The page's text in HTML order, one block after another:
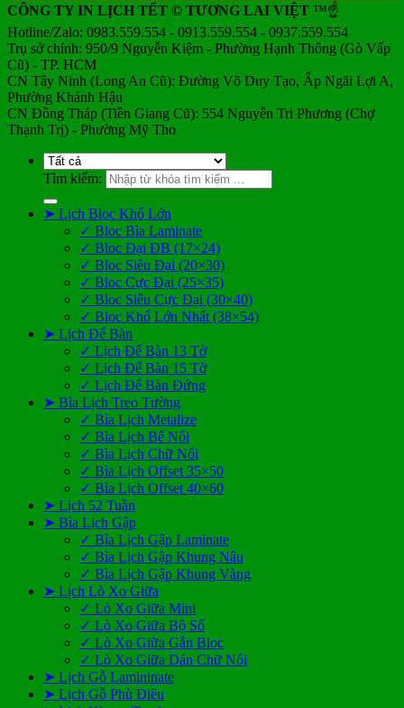
CÔNG TY IN LỊCH TẾT © TƯƠNG LAI VIỆT ™☝️
Hotline/Zalo: 0983.559.554 - 0913.559.554 - 0937.559.554
Trụ sở chính: 950/9 Nguyễn Kiệm - Phường Hạnh Thông (Gò Vấp
Cũ) - TP. HCM
CN Tây Ninh (Long An Cũ): Đường Võ Duy Tạo, Ấp Ngãi Lợi A,
Phường Khánh Hậu
CN Đồng Tháp (Tiền Giang Cũ): 554 Nguyễn Tri Phương (Chợ
Thạnh Trị) - Phường Mỹ Tho
Tìm kiếm:
➤ Lịch Bloc Khổ Lớn
✓ Bloc Bìa Laminate
✓ Bloc Đại ĐB (17×24)
✓ Bloc Siêu Đại (20×30)
✓ Bloc Cực Đại (25×35)
✓ Bloc Siêu Cực Đại (30×40)
✓ Bloc Khổ Lớn Nhất (38×54)
➤ Lịch Để Bàn
✓ Lịch Để Bàn 13 Tờ
✓ Lịch Để Bàn 15 Tờ
✓ Lịch Để Bàn Đứng
➤ Bìa Lịch Treo Tường
✓ Bìa Lịch Metalize
✓ Bìa Lịch Bế Nổi
✓ Bìa Lịch Chữ Nổi
✓ Bìa Lịch Offset 35×50
✓ Bìa Lịch Offset 40×60
➤ Lịch 52 Tuần
➤ Bìa Lịch Gập
✓ Bìa Lịch Gập Laminate
✓ Bìa Lịch Gập Khung Nâu
✓ Bìa Lịch Gập Khung Vàng
➤ Lịch Lò Xo Giữa
✓ Lò Xo Giữa Mini
✓ Lò Xo Giữa Bộ Số
✓ Lò Xo Giữa Gắn Bloc
✓ Lò Xo Giữa Dán Chữ Nổi
➤ Lịch Gỗ Lamininate
➤ Lịch Gỗ Phù Điêu